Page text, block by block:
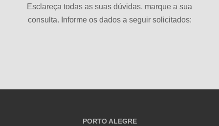
Esclareça todas as suas dúvidas, marque a sua
consulta. Informe os dados a seguir solicitados:
PORTO ALEGRE